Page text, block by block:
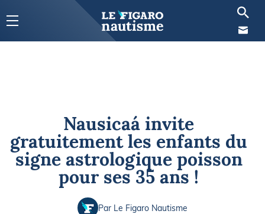
Nausicaá invite
gratuitement les enfants du
signe astrologique poisson
pour ses 35 ans !
Par Le Figaro Nautisme